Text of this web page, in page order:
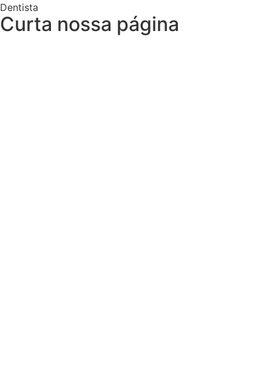
Dentista
Curta nossa página